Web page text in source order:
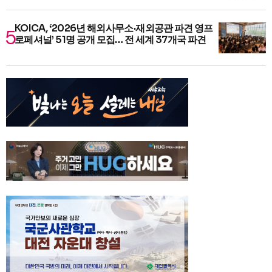
KOICA, ‘2026년 해외사무소·재외공관 파견 영프
로페셔널’ 51명 공개 모집… 전 세계 37개국 파견